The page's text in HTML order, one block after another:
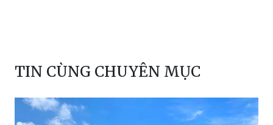
TIN CÙNG CHUYÊN MỤC